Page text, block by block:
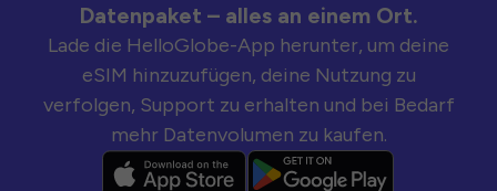
Datenpaket – alles an einem Ort.
Lade die HelloGlobe-App herunter, um deine
eSIM hinzuzufügen, deine Nutzung zu
verfolgen, Support zu erhalten und bei Bedarf
mehr Datenvolumen zu kaufen.